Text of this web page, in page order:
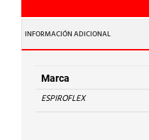
COMPACTO
COLOR
STANDARD
120
cantidad
INFORMACIÓN ADICIONAL
Marca
ESPIROFLEX